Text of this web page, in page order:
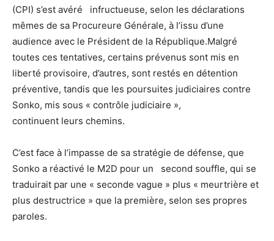
(CPI) s’est avéré infructueuse, selon les déclarations
mêmes de sa Procureure Générale, à l’issu d’une
audience avec le Président de la République.Malgré
toutes ces tentatives, certains prévenus sont mis en
liberté provisoire, d’autres, sont restés en détention
préventive, tandis que les poursuites judiciaires contre
Sonko, mis sous « contrôle judiciaire »,
continuent leurs chemins.
C’est face à l’impasse de sa stratégie de défense, que
Sonko a réactivé le M2D pour un second souffle, qui se
traduirait par une « seconde vague » plus « meurtrière et
plus destructrice » que la première, selon ses propres
paroles.